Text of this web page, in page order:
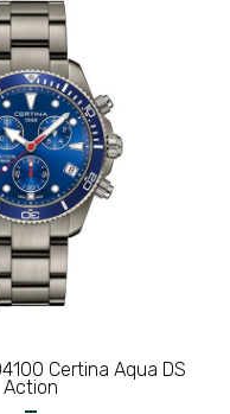
Certina Aqua DS
Action